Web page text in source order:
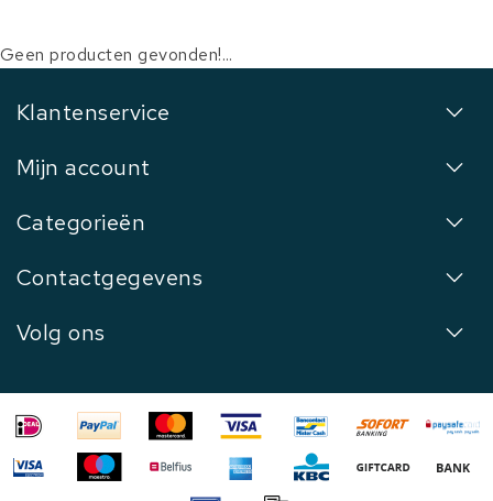
Geen producten gevonden!...
Klantenservice
Mijn account
Categorieën
Contactgegevens
Volg ons